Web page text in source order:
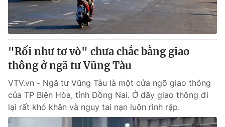
Thế giới đó đây
Câu chuyện quốc tế
Tài chính
Thị trường
Góc doanh nghiệp
Dữ liệu và đời sống
Truyền hình
Phim VTV
Hậu trường
Nhân vật
Giải trí
Điện ảnh
Âm nhạc
Đời sống
"Rối như tơ vò" chưa chắc bằng giao
thông ở ngã tư Vũng Tàu
VTV.vn - Ngã tư Vũng Tàu là một cửa ngõ giao thông
của TP Biên Hòa, tỉnh Đồng Nai. Ở đây giao thông đi
lại rất khó khăn và nguy tai nạn luôn rình rập.